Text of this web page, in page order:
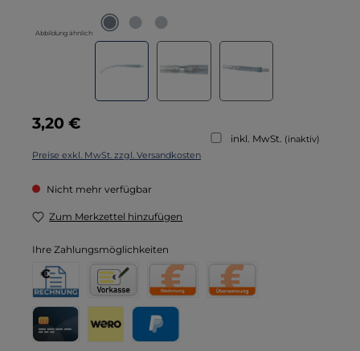
Abbildung ähnlich
Regulärer Preis:
3,20 €
inkl. MwSt. (inaktiv)
Preise exkl. MwSt. zzgl. Versandkosten
Nicht mehr verfügbar
Zum Merkzettel hinzufügen
Ihre Zahlungsmöglichkeiten
Rechnung
Rechnung für Behörden
Vorkasse